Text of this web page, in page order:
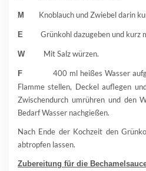
M Knoblauch und Zwiebel darin
E Grünkohl dazugeben und kurz
W Mit Salz würzen.
F 400 ml heißes Wasser
Flamme stellen, Deckel auflegen
Zwischendurch umrühren und den
Bedarf Wasser nachgießen.
Nach Ende der Kochzeit den
abtropfen lassen.
Zubereitung für die